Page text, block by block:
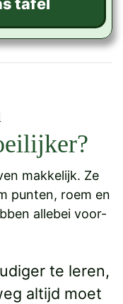
makkelijk. Ze
punten, roem en
allebei voor-
te leren,
altijd moet